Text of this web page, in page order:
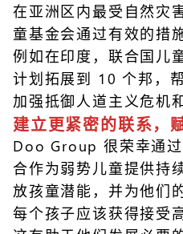
在亚洲区内最受自然灾
童基金会通过有效的措
例如在印度，联合国儿
计划拓展到 10 个邦，
加强抵御人道主义危机
建立更紧密的联系，
Doo Group 很荣幸通
合作为弱势儿童提供持
放孩童潜能，并为他们
每个孩子应该获得接受